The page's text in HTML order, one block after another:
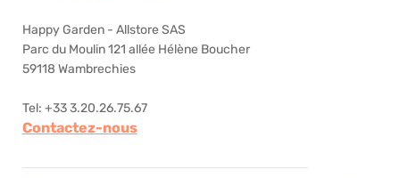
Happy Garden - Allstore SAS
Parc du Moulin 121 allée Hélène Boucher
59118 Wambrechies
Tel: +33 3.20.26.75.67
Contactez-nous